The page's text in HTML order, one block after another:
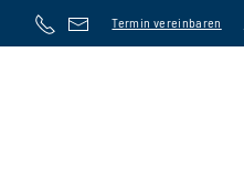
Termin vereinbaren